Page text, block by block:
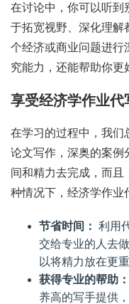
在讨论中，你可以听到
于拓宽视野、深化理解
个经济或商业问题进行
究能力，还能帮助你更
享受经济学作业代
在学习的过程中，我们
论文写作，深奥的案例
间和精力去完成，而
种情况下，经济学作业
节省时间： 利用
交给专业的人去
以将精力放在更
获得专业的帮助：
养高的写手提供